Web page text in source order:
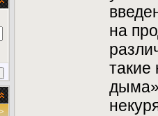
на
такие
>